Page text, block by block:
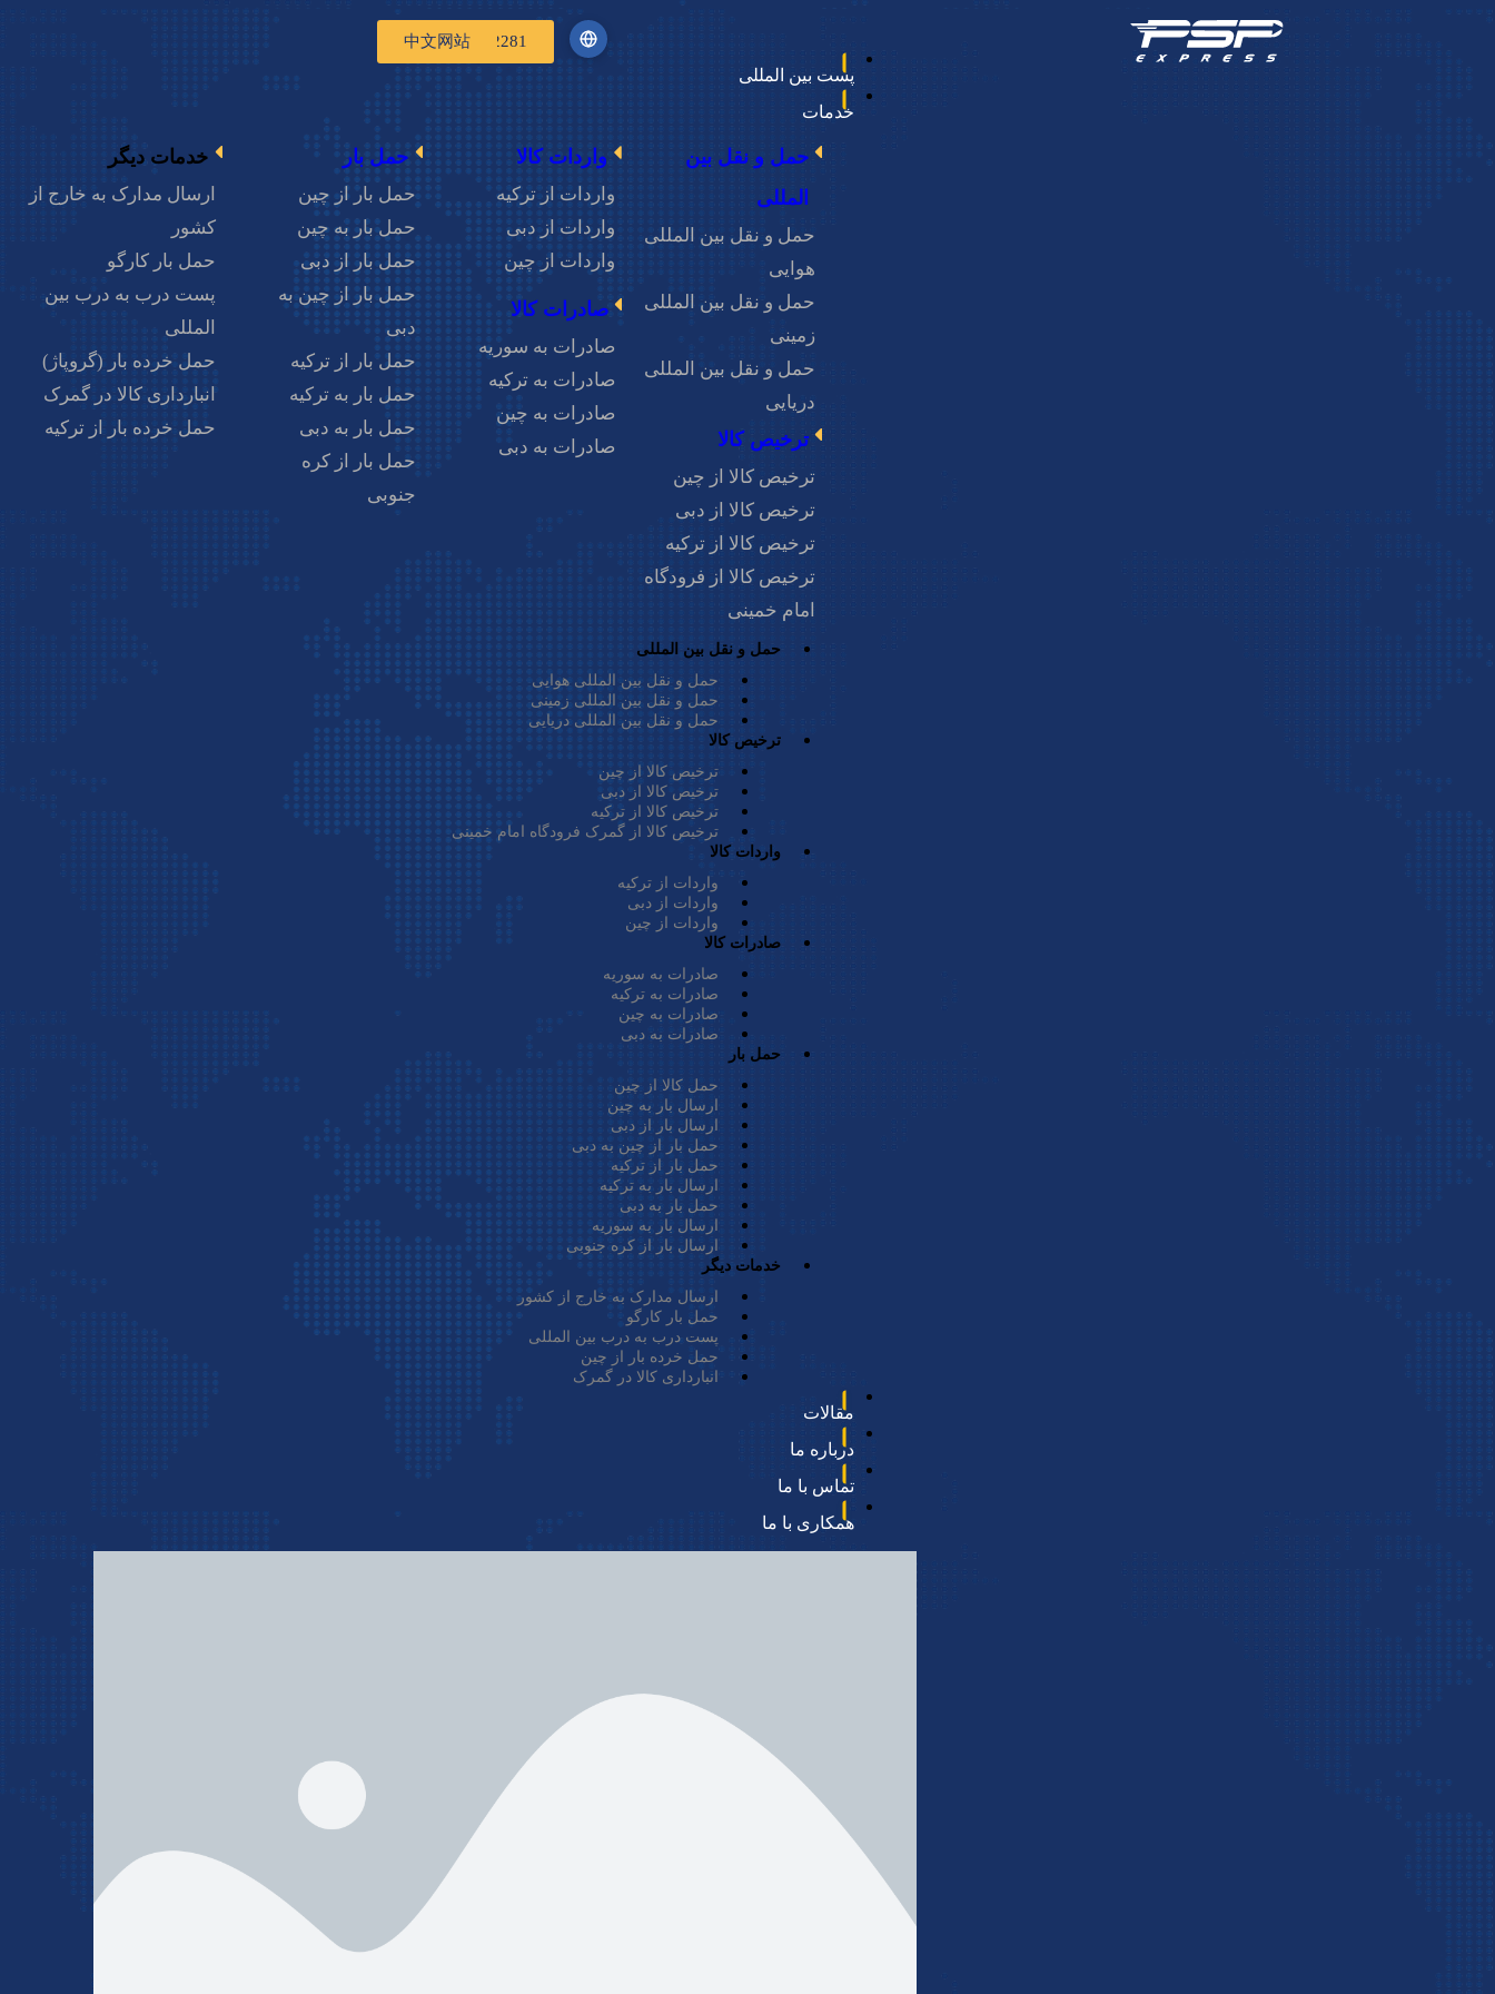
پست بین المللی
خدمات
حمل و نقل بین المللی
هوایی
حمل و نقل بین المللی
زمینی
حمل و نقل بین المللی
دریایی
حمل و نقل بین
المللی
ترخیص کالا از چین
ترخیص کالا از دبی
ترخیص کالا از ترکیه
ترخیص کالا از فرودگاه
امام خمینی
ترخیص کالا
واردات از ترکیه
واردات از دبی
واردات از چین
واردات کالا
صادرات به سوریه
صادرات به ترکیه
صادرات به چین
صادرات به دبی
صادرات کالا
حمل بار از چین
حمل بار به چین
حمل بار از دبی
حمل بار از چین به
دبی
حمل بار از ترکیه
حمل بار به ترکیه
حمل بار به دبی
حمل بار از کره
جنوبی
حمل بار
ارسال مدارک به خارج از
کشور
حمل بار کارگو
پست درب به درب بین
المللی
حمل خرده بار (گروپاژ)
انبارداری کالا در گمرک
حمل خرده بار از ترکیه
خدمات دیگر
حمل و نقل بین المللی
حمل و نقل بین المللی هوایی
حمل و نقل بین المللی زمینی
حمل و نقل بین المللی دریایی
ترخیص کالا
ترخیص کالا از چین
ترخیص کالا از دبی
ترخیص کالا از ترکیه
ترخیص کالا از گمرک فرودگاه امام خمینی
واردات کالا
واردات از ترکیه
واردات از دبی
واردات از چین
صادرات کالا
صادرات به سوریه
صادرات به ترکیه
صادرات به چین
صادرات به دبی
حمل بار
حمل کالا از چین
ارسال بار به چین
ارسال بار از دبی
حمل بار از چین به دبی
حمل بار از ترکیه
ارسال بار به ترکیه
حمل بار به دبی
ارسال بار به سوریه
ارسال بار از کره جنوبی
خدمات دیگر
ارسال مدارک به خارج از کشور
حمل بار کارگو
پست درب به درب بین المللی
حمل خرده بار از چین
انبارداری کالا در گمرک
مقالات
درباره ما
تماس با ما
همکاری با ما
02142281
中文网站
استعلام قیمت
چگونه به دبی صادرات کنیم؟ این سؤالی است که بسیاری از تجار و بازرگانانی که در ابتدای راه تجارت هستند در ذهن دارند. در پاسخ به این سؤال
باید بگوییم صادرات به دبی معمولاً از طریق شرکت‌های بازرگانی فعال در دبی صورت می‌گیرد؛ بنابراین درصورتی‌که قصد دارید صفر تا صد صادرات
به امارات را بیاموزید، ابتدا لازم است یک شرکت مطمئن و باسابقه در دبی شناسایی نمایید و امور